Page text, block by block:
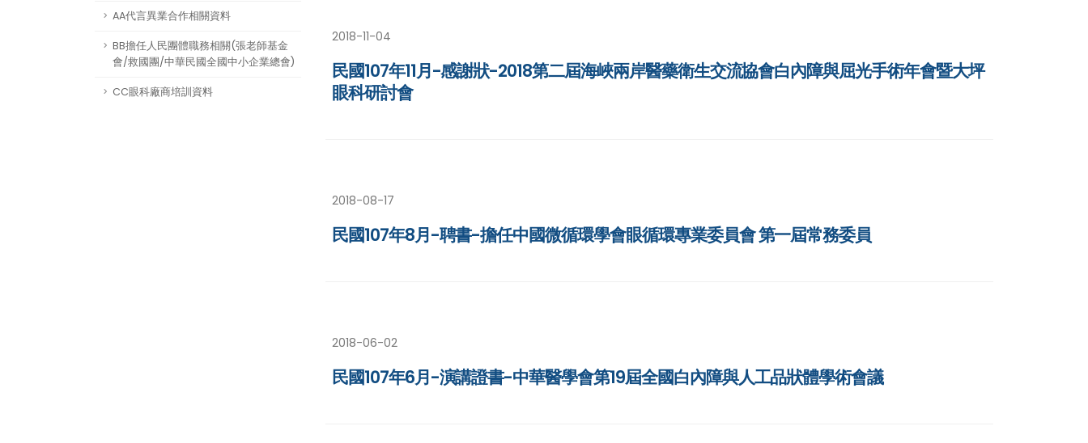
AA代言異業合作相關資料
BB擔任人民團體職務相關(張老師基金
會/救國團/中華民國全國中小企業總會)
CC眼科廠商培訓資料
2018-11-04
民國107年11月-感謝狀-2018第二屆海峽兩岸醫藥衛生交流協會白內障與屈光手術年會暨大坪
眼科研討會
2018-08-17
民國107年8月-聘書-擔任中國微循環學會眼循環專業委員會 第一屆常務委員
2018-06-02
民國107年6月-演講證書-中華醫學會第19屆全國白內障與人工品狀體學術會議